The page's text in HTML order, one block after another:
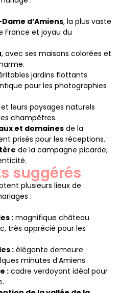
d’Amiens, la plus vaste
France et joyau du
, avec ses maisons colorées et
jardins flottants
pour les photographies
et leurs paysages naturels
champêtres.
et domaines de la
prisés pour les réceptions.
de la campagne picarde,
suggérés
plusieurs lieux de
:
: magnifique château
très apprécié pour les
: élégante demeure
minutes d’Amiens.
: cadre verdoyant idéal pour